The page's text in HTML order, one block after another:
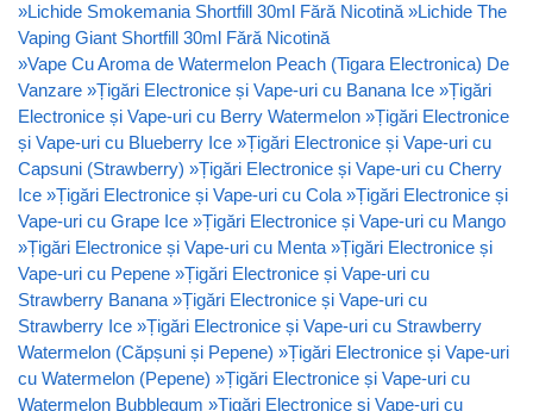
»Lichide Smokemania Shortfill 30ml Fără Nicotină »Lichide The
Vaping Giant Shortfill 30ml Fără Nicotină
»Vape Cu Aroma de Watermelon Peach (Tigara Electronica) De
Vanzare »Țigări Electronice și Vape-uri cu Banana Ice »Țigări
Electronice și Vape-uri cu Berry Watermelon »Țigări Electronice
și Vape-uri cu Blueberry Ice »Țigări Electronice și Vape-uri cu
Capsuni (Strawberry) »Țigări Electronice și Vape-uri cu Cherry
Ice »Țigări Electronice și Vape-uri cu Cola »Țigări Electronice și
Vape-uri cu Grape Ice »Țigări Electronice și Vape-uri cu Mango
»Țigări Electronice și Vape-uri cu Menta »Țigări Electronice și
Vape-uri cu Pepene »Țigări Electronice și Vape-uri cu
Strawberry Banana »Țigări Electronice și Vape-uri cu
Strawberry Ice »Țigări Electronice și Vape-uri cu Strawberry
Watermelon (Căpșuni și Pepene) »Țigări Electronice și Vape-uri
cu Watermelon (Pepene) »Țigări Electronice și Vape-uri cu
Watermelon Bubblegum »Țigări Electronice și Vape-uri cu